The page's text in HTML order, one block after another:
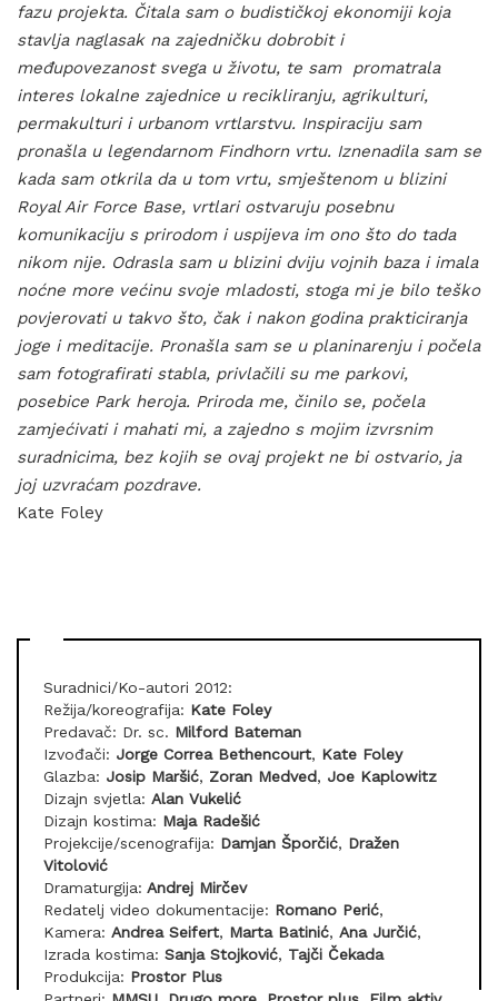
fazu projekta. Čitala sam o budističkoj ekonomiji koja
stavlja naglasak na zajedničku dobrobit i
međupovezanost svega u životu, te sam promatrala
interes lokalne zajednice u recikliranju, agrikulturi,
permakulturi i urbanom vrtlarstvu. Inspiraciju sam
pronašla u legendarnom Findhorn vrtu. Iznenadila sam se
kada sam otkrila da u tom vrtu, smještenom u blizini
Royal Air Force Base, vrtlari ostvaruju posebnu
komunikaciju s prirodom i uspijeva im ono što do tada
nikom nije. Odrasla sam u blizini dviju vojnih baza i imala
noćne more većinu svoje mladosti, stoga mi je bilo teško
povjerovati u takvo što, čak i nakon godina prakticiranja
joge i meditacije. Pronašla sam se u planinarenju i počela
sam fotografirati stabla, privlačili su me parkovi,
posebice Park heroja. Priroda me, činilo se, počela
zamjećivati i mahati mi, a zajedno s mojim izvrsnim
suradnicima, bez kojih se ovaj projekt ne bi ostvario, ja
joj uzvraćam pozdrave.
Kate Foley
Suradnici/Ko-autori 2012:
Režija/koreografija: Kate Foley
Predavač: Dr. sc. Milford Bateman
Izvođači: Jorge Correa Bethencourt, Kate Foley
Glazba: Josip Maršić, Zoran Medved, Joe Kaplowitz
Dizajn svjetla: Alan Vukelić
Dizajn kostima: Maja Radešić
Projekcije/scenografija: Damjan Šporčić, Dražen
Vitolović
Dramaturgija: Andrej Mirčev
Redatelj video dokumentacije: Romano Perić,
Kamera: Andrea Seifert, Marta Batinić, Ana Jurčić,
Izrada kostima: Sanja Stojković, Tajči Čekada
Produkcija: Prostor Plus